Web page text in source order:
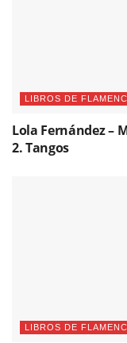
LIBROS DE
Lola Fernández –
2. Tangos
LIBROS DE